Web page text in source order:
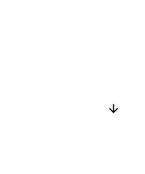
arrow_downward